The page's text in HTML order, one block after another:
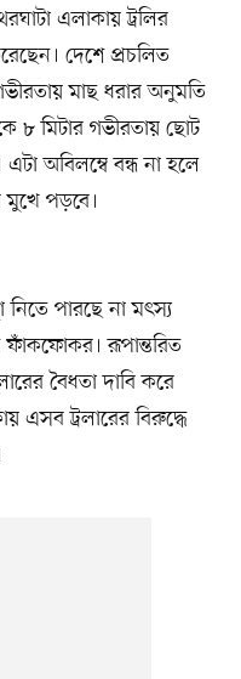
এলাকায় ট্রলির
দেশে প্রচলিত
মাছ ধরার অনুমতি
৮ মিটার গভীরতায় ছোট
অবিলম্বে বন্ধ না হলে
মুখে পড়বে।
নিতে পারছে না মৎস্য
রূপান্তরিত
বৈধতা দাবি করে
এসব ট্রলারের বিরুদ্ধে